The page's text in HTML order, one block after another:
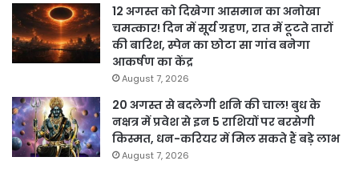
12 अगस्त को दिखेगा आसमान का अनोखा
चमत्कार! दिन में सूर्य ग्रहण, रात में टूटते तारों
की बारिश, स्पेन का छोटा सा गांव बनेगा
आकर्षण का केंद्र
August 7, 2026
20 अगस्त से बदलेगी शनि की चाल! बुध के
नक्षत्र में प्रवेश से इन 5 राशियों पर बरसेगी
किस्मत, धन-करियर में मिल सकते हैं बड़े लाभ
August 7, 2026